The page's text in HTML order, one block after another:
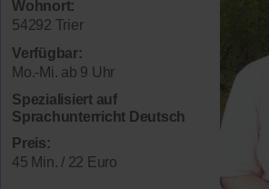
Wohnort:
54292 Trier
Verfügbar:
Mo.-Mi. ab 9 Uhr
Spezialisiert auf
Sprachunterricht Deutsch
Preis:
45 Min. / 22 Euro